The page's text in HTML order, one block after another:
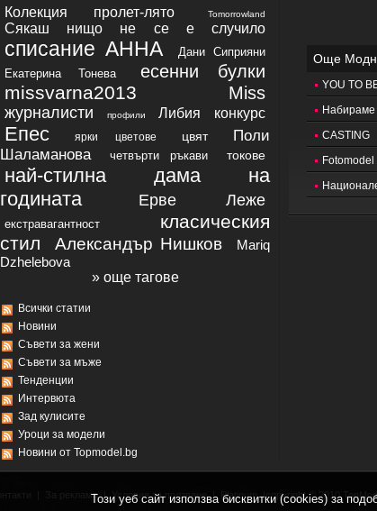
Колекция пролет-лято Tomorrowland
Сякаш нищо не се е случило
списание АННА
Дани Сиприяни
Екатерина Тонева
есенни булки
missvarna2013 Miss
журналисти профили Либия конкурс
Епес ярки цветове цвят
Поли
Шаламанова
четвърти ръкави токове
най-стилна дама на
годината
Ерве Леже
екстравагантност
класическия
стил
Александър Нишков
Mariq
Dzhelebova
» още тагове
Всички статии
Новини
Съвети за жени
Съвети за мъже
Тенденции
Интервюта
Зад кулисите
Уроци за модели
Новини от Topmodel.bg
Още
YOU TO
Набираме
CASTING
Fotomodel
За реклама|Условия за ползване| Platinum|copyright © 2010
Този уеб сайт използва бисквитки (cookies) за